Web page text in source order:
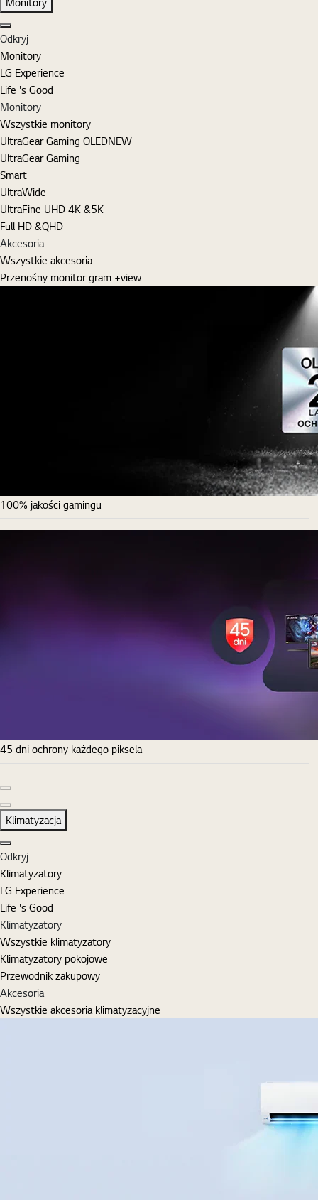
Zamknij
Odkryj
Monitory
LG Experience
Life 's Good
Monitory
Wszystkie monitory
UltraGear Gaming OLEDNEW
UltraGear Gaming
Smart
UltraWide
UltraFine UHD 4K &5K
Full HD &QHD
Akcesoria
Wszystkie akcesoria
Przenośny monitor gram +view
100% jakości gamingu
45 dni ochrony każdego piksela
Następny slajd
Klimatyzacja
Zamknij
Odkryj
Klimatyzatory
LG Experience
Life 's Good
Klimatyzatory
Wszystkie klimatyzatory
Klimatyzatory pokojowe
Przewodnik zakupowy
Akcesoria
Wszystkie akcesoria klimatyzacyjne